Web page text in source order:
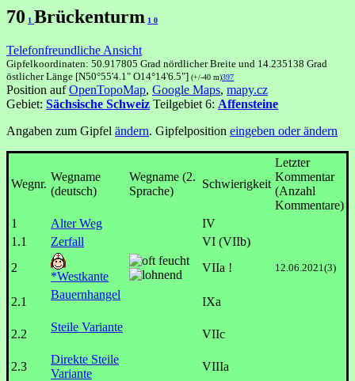
70 1 Brückenturm 1 0
Telefonfreundliche Ansicht
Gipfelkoordinaten: 50.917805 Grad nördlicher Breite und 14.235138 Grad
östlicher Länge [N50°55'4.1" O14°14'6.5"] (+/-40 m)397
Position aufOpenTopoMap, Google Maps, mapy.cz
Gebiet: Sächsische Schweiz Teilgebiet 6: Affensteine
Angaben zum Gipfel ändern. Gipfelposition eingeben oder ändern
Wegnr.
Wegname
(deutsch)
Wegname (2.
Sprache)
Schwierigkeit
Letzter
Kommentar
(Anzahl
Kommentare)
1
Alter Weg
IV
1.1
Zerfall
VI (VIIb)
2
*Westkante
VIIa ! 12.06.2021(3)
2.1
Bauernhangel
IXa
2.2
Steile Variante
VIIc
2.3
Direkte Steile
Variante
VIIIa